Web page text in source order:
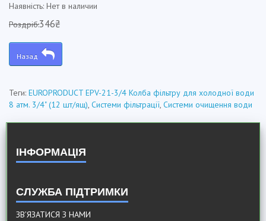
Наявність: Нет в наличии
Роздріб:346₴
Назад
Теги: EUROPRODUCT EPV-21-3/4 Колба фільтру для холодної води
8 атм. 3/4" (12 шт/ящ), Системи фільтрації, Системи очищення води
ІНФОРМАЦІЯ
СЛУЖБА ПІДТРИМКИ
ЗВ’ЯЗАТИСЯ З НАМИ